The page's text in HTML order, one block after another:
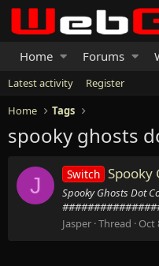
Home Forums
Latest activity
Register
Home
Tags
spooky ghosts
J Switch Spooky
Spooky Ghosts
Jasper Thread Oct